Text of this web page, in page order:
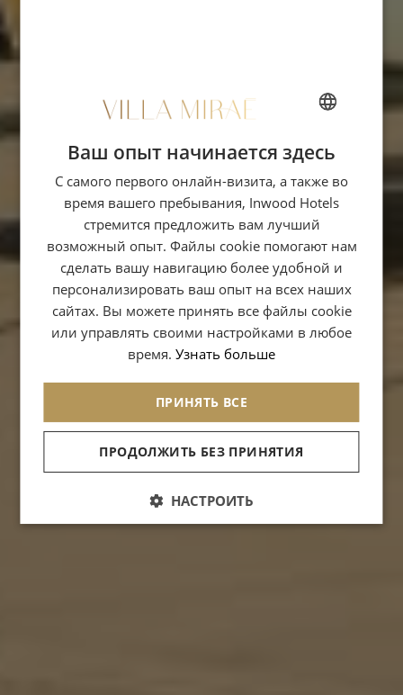
FRENCH
ENGLISH
ITALIAN
SPANISH
ARABIC
Ваш опыт начинается здесь
С самого первого онлайн-визита, а также во
время вашего пребывания, Inwood Hotels
стремится предложить вам лучший
возможный опыт. Файлы cookie помогают нам
сделать вашу навигацию более удобной и
персонализировать ваш опыт на всех наших
сайтах. Вы можете принять все файлы cookie
или управлять своими настройками в любое
время. Узнать больше
ПРИНЯТЬ ВСЕ
ПРОДОЛЖИТЬ БЕЗ ПРИНЯТИЯ
НАСТРОИТЬ